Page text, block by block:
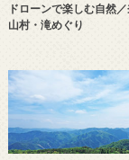
ドローンで楽しむ自然
山村・滝めぐり